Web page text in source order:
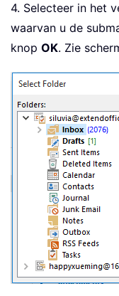
4. Selecteer in het
waarvan u de
knop OK. Zie